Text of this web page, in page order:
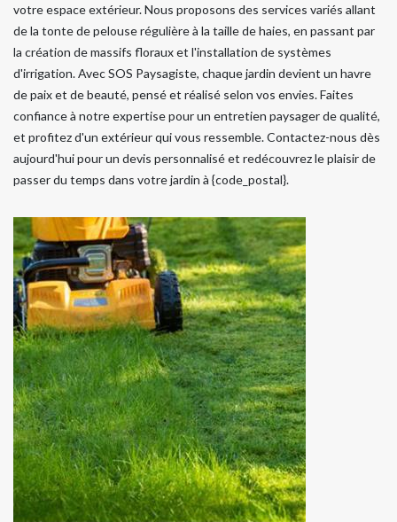
votre espace extérieur. Nous proposons des services variés allant
de la tonte de pelouse régulière à la taille de haies, en passant par
la création de massifs floraux et l'installation de systèmes
d'irrigation. Avec SOS Paysagiste, chaque jardin devient un havre
de paix et de beauté, pensé et réalisé selon vos envies. Faites
confiance à notre expertise pour un entretien paysager de qualité,
et profitez d'un extérieur qui vous ressemble. Contactez-nous dès
aujourd'hui pour un devis personnalisé et redécouvrez le plaisir de
passer du temps dans votre jardin à {code_postal}.